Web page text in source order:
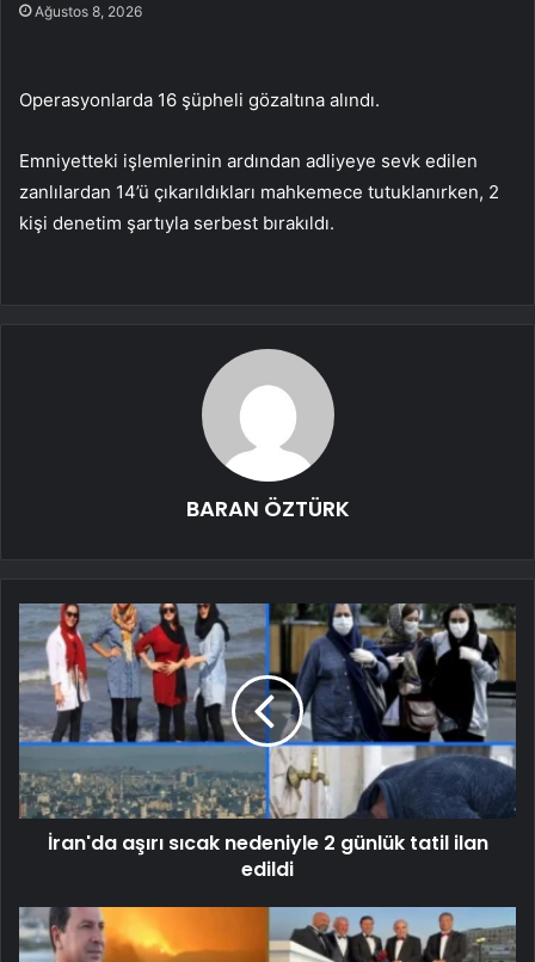
Ağustos 8, 2026
Operasyonlarda 16 şüpheli gözaltına alındı.
Emniyetteki işlemlerinin ardından adliyeye sevk edilen
zanlılardan 14’ü çıkarıldıkları mahkemece tutuklanırken, 2
kişi denetim şartıyla serbest bırakıldı.
BARAN ÖZTÜRK
İran'da aşırı sıcak nedeniyle 2 günlük tatil ilan
edildi